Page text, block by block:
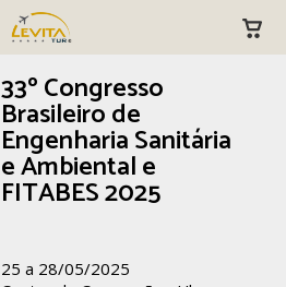
33º Congresso
Brasileiro de
Engenharia Sanitária
e Ambiental e
FITABES 2025
25 a 28/05/2025